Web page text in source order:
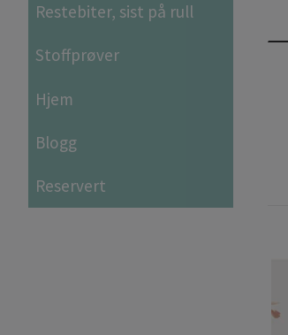
Restebiter, sist på rull
Stoffprøver
Hjem
Blogg
Reservert